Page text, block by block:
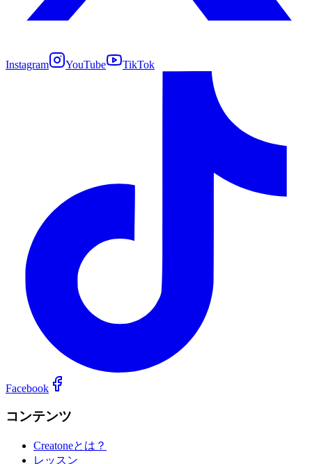
Instagram YouTube TikTok
Facebook
コンテンツ
Creatoneとは？
レッスン